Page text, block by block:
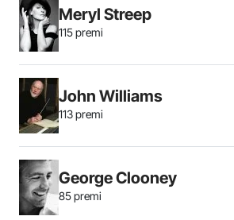
Meryl Streep
115 premi
John Williams
113 premi
George Clooney
85 premi